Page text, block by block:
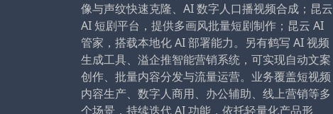
像与声纹快速克隆、AI 数字人口播视频合成；昆云
AI 短剧平台，提供多画风批量短剧制作；昆云 AI
管家，搭载本地化 AI 部署能力。另有鹤写 AI 视频
生成工具、溢企推智能营销系统，可实现自动文案
创作、批量内容分发与流量运营。业务覆盖短视频
内容生产、数字人商用、办公辅助、线上营销等多
个场景，持续迭代 AI 功能，依托轻量化产品形